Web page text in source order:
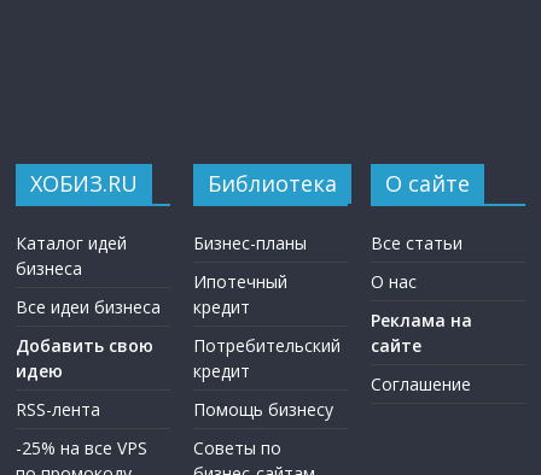
ХОБИЗ.RU
Каталог идей
бизнеса
Все идеи бизнеса
Добавить свою
идею
RSS-лента
-25% на все VPS
Библиотека
Бизнес-планы
Ипотечный
кредит
Потребительский
кредит
Помощь бизнесу
Советы по
О сайте
Все статьи
О нас
Реклама на
сайте
Соглашение